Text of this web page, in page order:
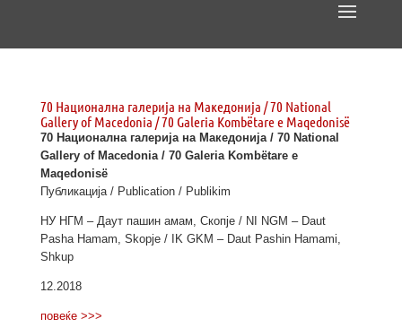
70 Национална галерија на Македонија / 70 National
Gallery of Macedonia / 70 Galeria Kombëtare e Maqedonisë
70 Национална галерија на Македонија / 70 National
Gallery of Macedonia / 70 Galeria Kombëtare e
Maqedonisë
Публикација / Publication / Publikim
НУ НГМ – Даут пашин амам, Скопје / NI NGM – Daut
Pasha Hamam, Skopje / IK GKM – Daut Pashin Hamami,
Shkup
12.2018
повеќе >>>